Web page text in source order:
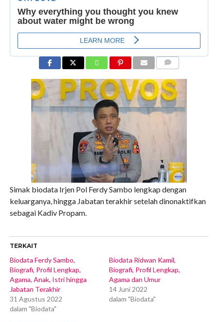
Simak biodata Irjen Pol Ferdy Sambo lengkap dengan
keluarganya, hingga Jabatan terakhir setelah dinonaktifkan
sebagai Kadiv Propam.
TERKAIT
Biodata Ferdy Sambo,
Biografi, Profil Lengkap,
Agama, Anak, Istri hingga
Jabatan Terakhir
31 Agustus 2022
dalam "Biodata"
Biodata Ridwan Kamil,
Biografi, Profil Lengkap,
Agama dan Umur
14 Juni 2022
dalam "Biodata"